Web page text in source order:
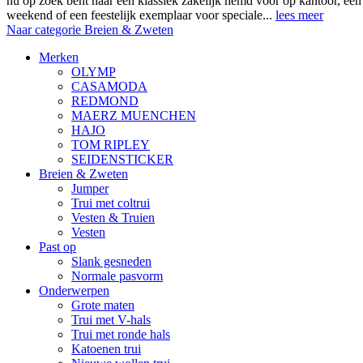
weekend of een feestelijk exemplaar voor speciale... lees meer
Naar categorie Breien & Zweten
Merken
OLYMP
CASAMODA
REDMOND
MAERZ MUENCHEN
HAJO
TOM RIPLEY
SEIDENSTICKER
Breien & Zweten
Jumper
Trui met coltrui
Vesten & Truien
Vesten
Past op
Slank gesneden
Normale pasvorm
Onderwerpen
Grote maten
Trui met V-hals
Trui met ronde hals
Katoenen trui